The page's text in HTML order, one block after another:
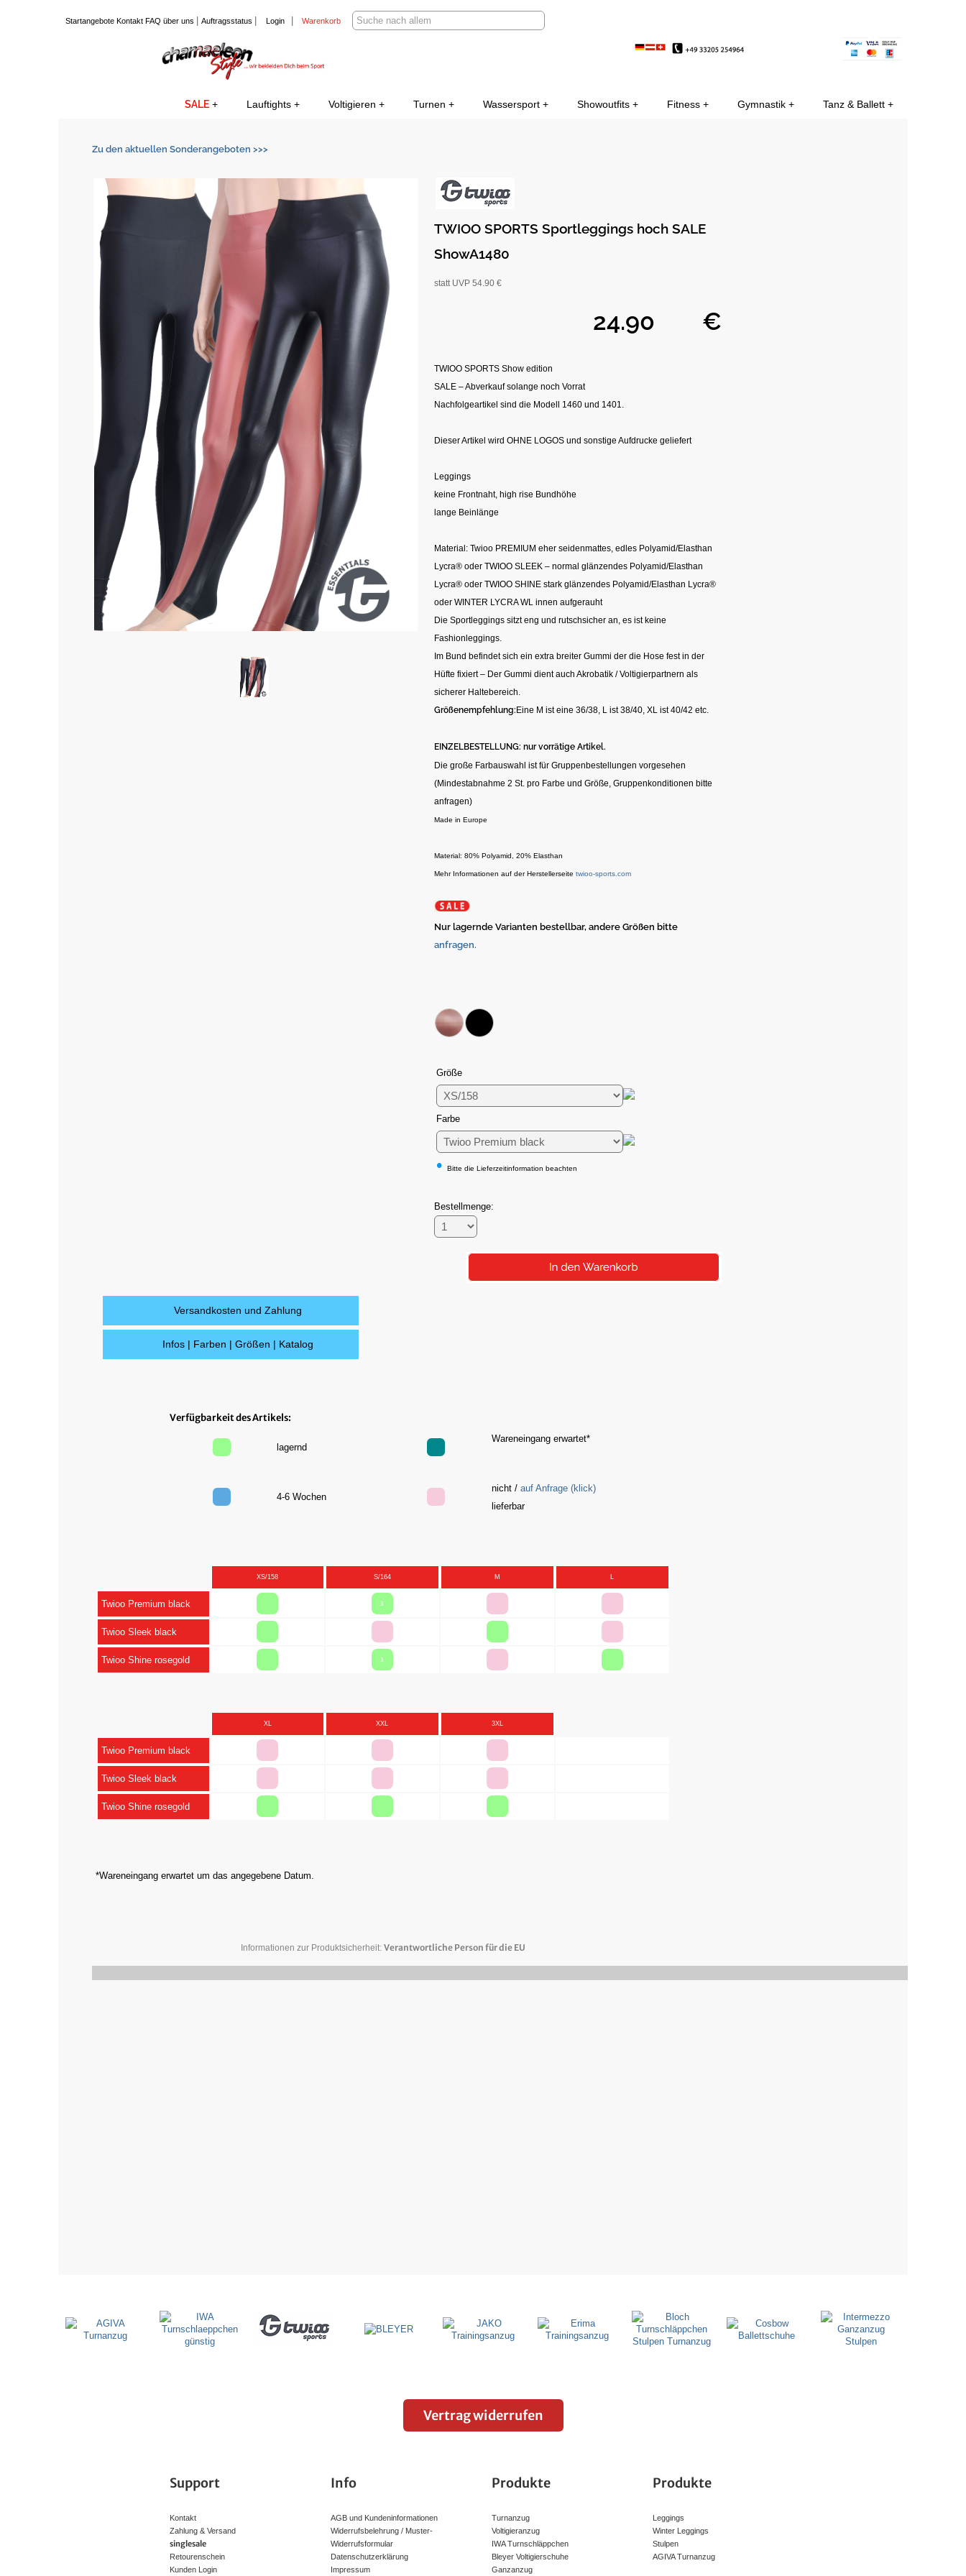
StartangeboteKontaktFAQ über uns Auftragsstatus Login Warenkorb
EE
SALE Lauftights Voltigieren Turnen Wassersport Showoutfits Fitness Gymnastik Tanz & Ballett
Zu den aktuellen Sonderangeboten >>>
TWIOO SPORTS Sportleggings hoch SALE
ShowA1480
statt UVP 54.90 €
€
TWIOO SPORTS Show edition
SALE – Abverkauf solange noch Vorrat
Nachfolgeartikel sind die Modell 1460 und 1401.
Dieser Artikel wird OHNE LOGOS und sonstige Aufdrucke geliefert
Leggings
keine Frontnaht, high rise Bundhöhe
lange Beinlänge
Material: Twioo PREMIUM eher seidenmattes, edles Polyamid/Elasthan
Lycra® oder TWIOO SLEEK – normal glänzendes Polyamid/Elasthan
Lycra® oder TWIOO SHINE stark glänzendes Polyamid/Elasthan Lycra®
oder WINTER LYCRA WL innen aufgerauht
Die Sportleggings sitzt eng und rutschsicher an, es ist keine
Fashionleggings.
Im Bund befindet sich ein extra breiter Gummi der die Hose fest in der
Hüfte fixiert – Der Gummi dient auch Akrobatik / Voltigierpartnern als
sicherer Haltebereich.
Größenempfehlung: Eine M ist eine 36/38, L ist 38/40, XL ist 40/42 etc.
EINZELBESTELLUNG: nur vorrätige Artikel.
Die große Farbauswahl ist für Gruppenbestellungen vorgesehen
(Mindestabnahme 2 St. pro Farbe und Größe, Gruppenkonditionen bitte
anfragen)
Made in Europe
Material: 80% Polyamid, 20% Elasthan
Mehr Informationen auf der Herstellerseite twioo-sports.com
Nur lagernde Varianten bestellbar, andere Größen bitte
anfragen.
Größe
Farbe
• Bitte die Lieferzeitinformation beachten
Bestellmenge:
Versandkosten und Zahlung
Infos | Farben | Größen | Katalog
Verfügbarkeit des Artikels:
lagernd
Wareneingang erwartet*
4-6 Wochen
nicht / auf Anfrage (klick)
lieferbar
XS/158 S/164 M L
Twioo Premium black 3
Twioo Sleek black
Twioo Shine rosegold 3
XL XXL 3XL
Twioo Premium black
Twioo Sleek black
Twioo Shine rosegold
*Wareneingang erwartet um das angegebene Datum.
Informationen zur Produktsicherheit: Verantwortliche Person für die EU
Vertrag widerrufen
Support
Kontakt
Zahlung & Versand
singlesale
Retourenschein
Kunden Login
Info
AGB und Kundeninformationen
Widerrufsbelehrung / Muster-
Widerrufsformular
Datenschutzerklärung
Impressum
Produkte
Turnanzug
Voltigieranzug
IWA Turnschläppchen
Bleyer Voltigierschuhe
Ganzanzug
Produkte
Leggings
Winter Leggings
Stulpen
AGIVA Turnanzug